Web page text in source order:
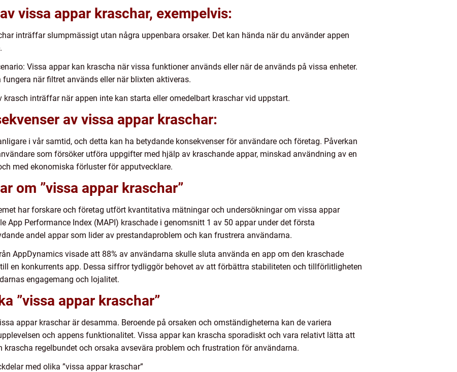
vissa appar kraschar, exempelvis:
inträffar slumpmässigt utan några uppenbara orsaker. Det kan hända när du använder appen
Vissa appar kan krascha när vissa funktioner används eller när de används på vissa enheter.
när filtret används eller när blixten aktiveras.
krasch inträffar när appen inte kan starta eller omedelbart kraschar vid uppstart.
av vissa appar kraschar:
i vår samtid, och detta kan ha betydande konsekvenser för användare och företag. Påverkan
som försöker utföra uppgifter med hjälp av kraschande appar, minskad användning av en
med ekonomiska förluster för apputvecklare.
om ”vissa appar kraschar”
har forskare och företag utfört kvantitativa mätningar och undersökningar om vissa appar
App Performance Index (MAPI) kraschade i genomsnitt 1 av 50 appar under det första
andel appar som lider av prestandaproblem och kan frustrera användarna.
AppDynamics visade att 88% av användarna skulle sluta använda en app om den kraschade
en konkurrents app. Dessa siffror tydliggör behovet av att förbättra stabiliteten och tillförlitligheten
engagemang och lojalitet.
”vissa appar kraschar”
appar kraschar är desamma. Beroende på orsaken och omständigheterna kan de variera
och appens funktionalitet. Vissa appar kan krascha sporadiskt och vara relativt lätta att
regelbundet och orsaka avsevära problem och frustration för användarna.
med olika ”vissa appar kraschar”